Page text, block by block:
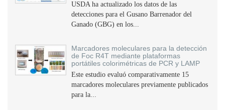
USDA ha actualizado los datos de las
detecciones para el Gusano Barrenador del
Ganado (GBG) en los...
Marcadores moleculares para la detección
de Foc R4T mediante plataformas
portátiles colorimétricas de PCR y LAMP
Este estudio evaluó comparativamente 15
marcadores moleculares previamente publicados
para la...